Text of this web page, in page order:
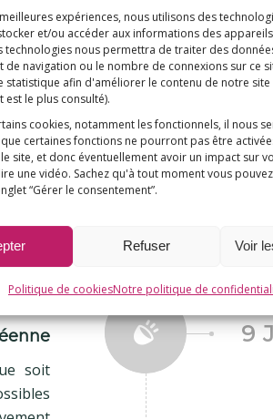
expériences, nous utilisons des
et/ou accéder aux informations des
technologies nous permettra de traiter des
de navigation ou le nombre de connexions sur ce
statistique afin d'améliorer le contenu de notre site
est le plus consulté).
cookies, notamment les fonctionnels, il nous
certaines fonctions ne pourront pas être
site, et donc éventuellement avoir un impact sur
une vidéo. Sachez qu'à tout moment vous
“Gérer le consentement”.
Refuser Voir
Politique de cookiesNotre politique de
Le
lors
où
les
soit
9